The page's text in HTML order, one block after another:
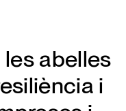
abelles
i